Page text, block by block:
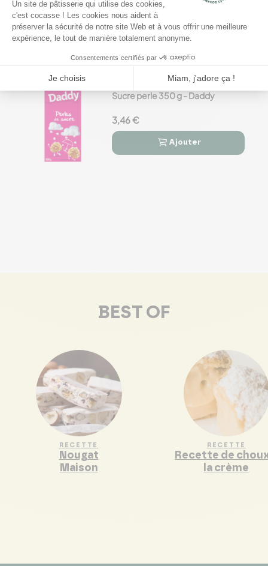
- Rabelais
8,35 €
 
Ajouter
Sucre perle 350 g - Daddy
3,46 €
 
Ajouter
BEST OF
RECETTE
Nougat
Maison
RECETTE
Recette de
la crème